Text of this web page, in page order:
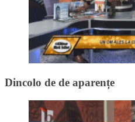
Dincolo de de aparențe